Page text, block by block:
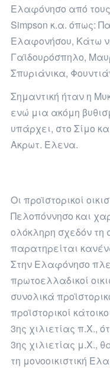
Ελαφόνησο από
Simpson κ.α. όπως:
Ελαφονήσου, Κάτω
Γαϊδουρόσπηλο,
Σπυριάνικα,
Σημαντική ήταν η
ενώ μια ακόμη
υπάρχει, στο Σίμο
Ακρωτ. Έλενα.
Οι προϊστορικοί
Πελοπόννησο και
ολόκληρη σχεδόν τη
παρατηρείται
Στην Ελαφόνησο
πρωτοελλαδικοί
συνολικά
προϊστορικοί
3ης χιλιετίας π.Χ.,
3ης χιλιετίας μ.Χ.,
τη μονοοικιστική